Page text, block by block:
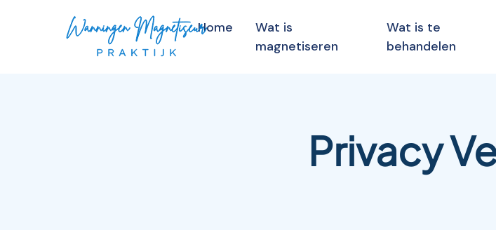
Home
Wat is
magnetiseren
Wat is te
behandelen
Privacy